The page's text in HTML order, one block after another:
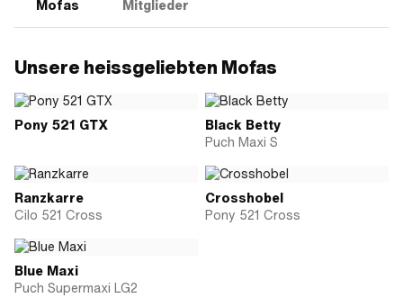
Mofas Mitglieder
Unsere heissgeliebten Mofas
Pony 521 GTX
Black Betty
Puch Maxi S
Ranzkarre
Cilo 521 Cross
Crosshobel
Pony 521 Cross
Blue Maxi
Puch Supermaxi LG2